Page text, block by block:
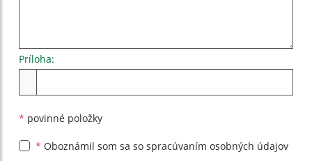
Príloha:
* povinné položky
* Oboznámil som sa so spracúvaním osobných údajov